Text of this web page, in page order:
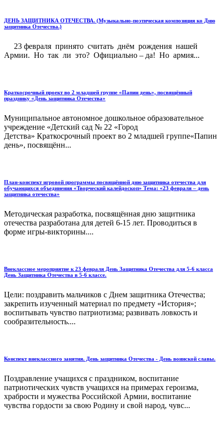
ДЕНЬ ЗАЩИТНИКА ОТЕЧЕСТВА. (Музыкально-поэтическая композиция ко Дню
защитника Отечества.)
23 февраля принято считать днём рождения нашей
Армии. Но так ли это? Официально – да! Но армия...
Краткосрочный проект во 2 младшей группе «Папин день», посвящённый
празднику «День защитника Отечества»
Муниципальное автономное дошкольное образовательное
учреждение «Детский сад № 22 «Город
Детства» Краткосрочный проект во 2 младшей группе«Папин
день», посвящённ...
План-конспект игровой программы посвящённой дню защитника отечества для
обучающихся объединения «Творческий калейдоскоп» Тема: «23 февраля – день
защитника отечества»
Методическая разработка, посвящённая дню защитника
отечества разработана для детей 6-15 лет. Проводиться в
форме игры-викторины....
Внеклассное мероприятие к 23 февраля День Защитника Отечества для 5-6 класса
День Защитника Отечества в 5-6 классе.
Цели: поздравить мальчиков с Днем защитника Отечества;
закрепить изученный материал по предмету «История»;
воспитывать чувство патриотизма; развивать ловкость и
сообразительность....
Конспект внеклассного занятия. День защитника Отечества - День воинской славы.
Поздравление учащихся с праздником, воспитание
патриотических чувств учащихся на примерах героизма,
храбрости и мужества Российской Армии, воспитание
чувства гордости за свою Родину и свой народ, чувс...